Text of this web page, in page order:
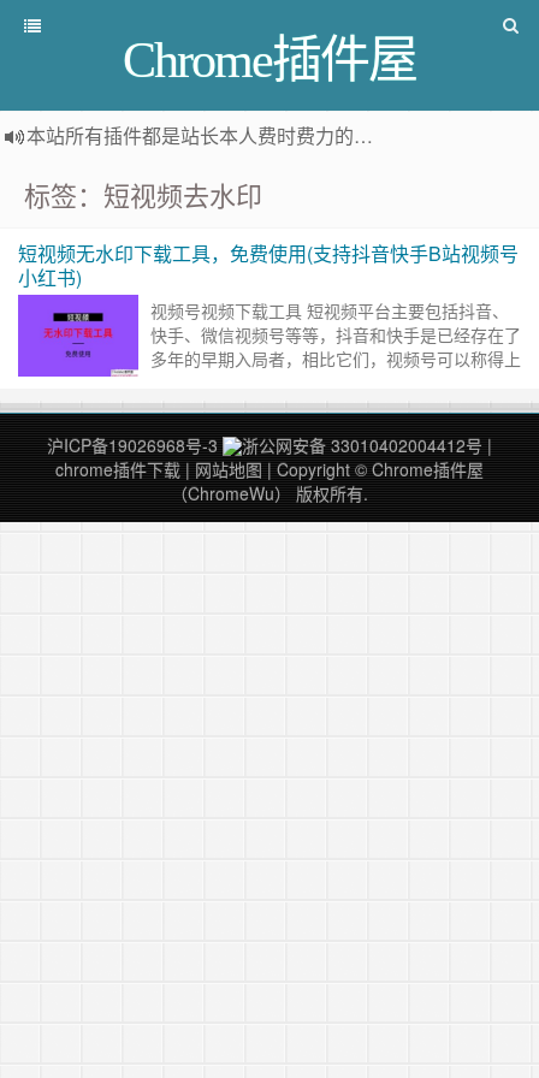
Chrome插件屋
本站所有插件都是站长本人费时费力的人工筛选推荐
标签：短视频去水印
短视频无水印下载工具，免费使用(支持抖音快手B站视频号
小红书)
视频号视频下载工具 短视频平台主要包括抖音、
快手、微信视频号等等，抖音和快手是已经存在了
多年的早期入局者，相比它们，视频号可以称得上
国最大的社交软件……继续阅读 »
沪ICP备19026968号-3
浙公网安备 33010402004412号 |
chrome插件下载 | 网站地图 | Copyright © Chrome插件屋
（ChromeWu） 版权所有.